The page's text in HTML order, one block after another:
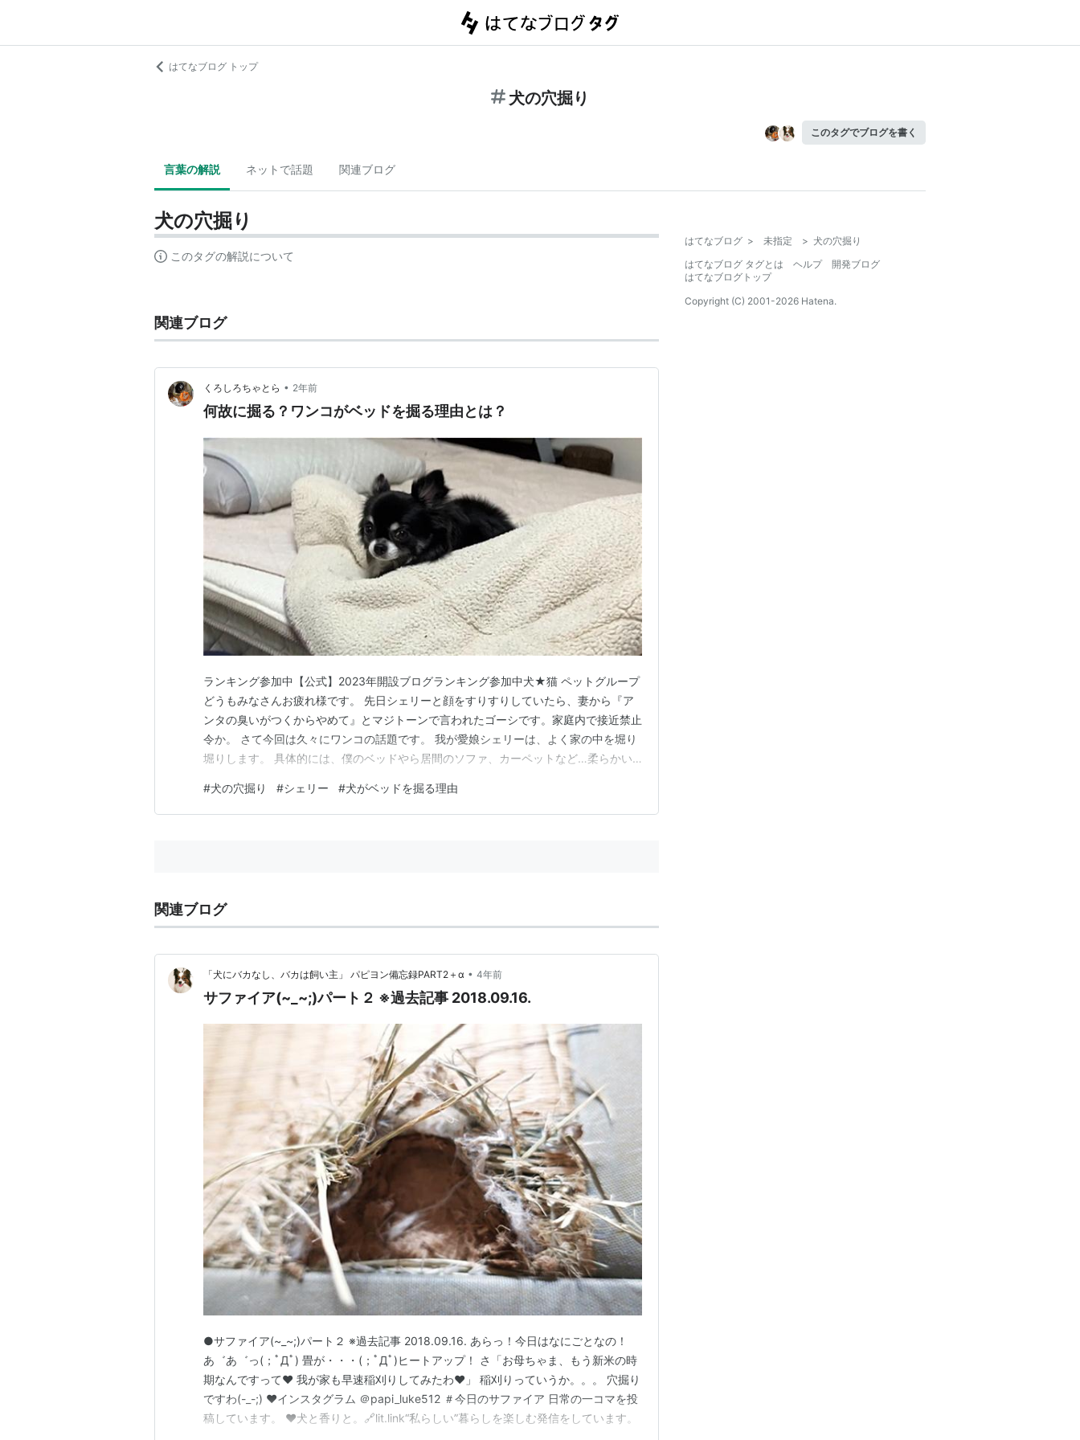
はてなブログ トップ
犬の穴掘り
このタグでブログを書く
言葉の解説 ネットで話題 関連ブログ
犬の穴掘り
このタグの解説について
関連ブログ
くろしろちゃとら • 2年前
何故に掘る？ワンコがベッドを掘る理由とは？
ランキング参加中【公式】2023年開設ブログランキング参加中犬★猫 ペットグループ
どうもみなさんお疲れ様です。 先日シェリーと顔をすりすりしていたら、妻から『ア
ンタの臭いがつくからやめて』とマジトーンで言われたゴーシです。家庭内で接近禁止
令か。 さて今回は久々にワンコの話題です。 我が愛娘シェリーは、よく家の中を堀り
堀りします。 具体的には、僕のベッドやら居間のソファ、カーペットなど…柔らかい
「かわいい仕草だなぁ～」くらいで特別、気にはしてなかったのですが、最近その仕草
が増えてきた為、ちょっと気になり始めたので調べ…
#犬の穴掘り #シェリー #犬がベッドを掘る理由
関連ブログ
「犬にバカなし、バカは飼い主」 パピヨン備忘録PART2＋α • 4年前
サファイア(~_~;)パート２ ※過去記事 2018.09.16.
●サファイア(~_~;)パート２ ※過去記事 2018.09.16. あらっ！今日はなにごとなの！
あ゛あ゛っ(；ﾟДﾟ) 畳が・・・(；ﾟДﾟ)ヒートアップ！ さ「お母ちゃま、もう新米の時
期なんですって❤ 我が家も早速稲刈りしてみたわ❤」 稲刈りっていうか。。。 穴掘り
ですわ(-_-;) ♥インスタグラム ＠papi_luke512 ＃今日のサファイア 日常の一コマを投
稿しています。 ♥犬と香りと。🔗lit.link“私らしい”暮らしを楽しむ発信をしています。
はてなブログ > 未指定 > 犬の穴掘り
はてなブログ タグとは
ヘルプ
開発ブログ
はてなブログトップ
Copyright (C) 2001-2026 Hatena.